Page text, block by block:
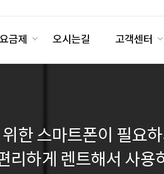
요금제 오시는길 고객센터